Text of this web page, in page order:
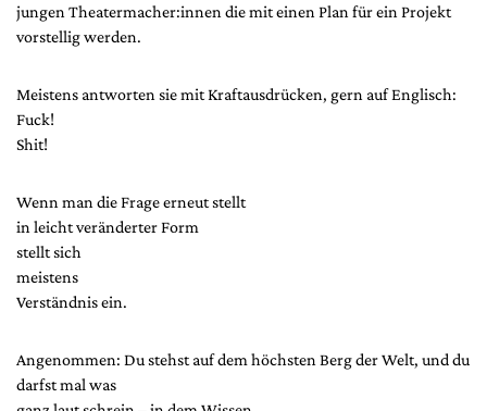
jungen Theatermacher:innen die mit einen Plan für ein Projekt
vorstellig werden.
Meistens antworten sie mit Kraftausdrücken, gern auf Englisch:
Fuck!
Shit!
Wenn man die Frage erneut stellt
in leicht veränderter Form
stellt sich
meistens
Verständnis ein.
Angenommen: Du stehst auf dem höchsten Berg der Welt, und du
darfst mal was